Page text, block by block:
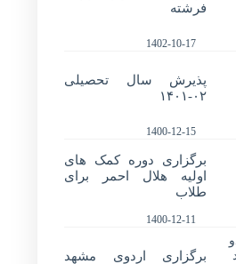
فرشته
1402-10-17
پذیرش سال تحصیلی
۰۲-۱۴۰۱
1400-12-15
برگزاری دوره کمک های
اولیه هلال احمر برای
طلاب
1400-12-11
برگزاری اردوی مشهد